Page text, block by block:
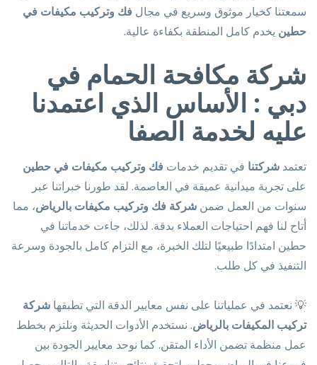
سمعتنا كخيار موثوق وسريع في مجال فك وتركيب مكيفات في
حطين يخدم كامل المنطقة بكفاءة عالية.
شركة مكافحة الحمام في
دبي : الأساس الذي اعتمدنا
عليه لخدمة الصفا
تعتمد شركتنا في تقديم خدمات فك وتركيب مكيفات في حطين
على تجربة ميدانية عميقة في العاصمة. لقد طورنا خبراتنا عبر
سنوات من العمل ضمن شركة فك وتركيب مكيفات بالرياض، مما
أتاح لنا فهم احتياجات العملاء بدقة. لذلك، جاءت خدماتنا في
حطين امتدادًا طبيعيًا لتلك الخبرة، مع التزام كامل بالجودة وسرعة
التنفيذ في كل طلب.
💡 نعتمد في عملياتنا على نفس معايير الدقة التي تطبقها شركة
تركيب المكيفات بالرياض. نستخدم الأدوات الحديثة ونلتزم بخطط
عمل منظمة تضمن الأداء المتقن. كما نوحد معايير الجودة بين